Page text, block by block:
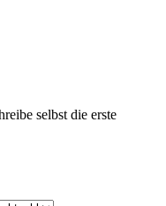
selbst die erste